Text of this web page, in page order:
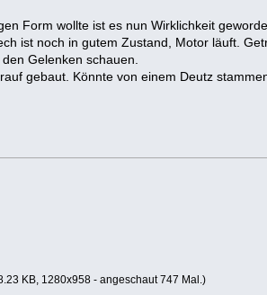
Form wollte ist es nun Wirklichkeit
ist noch in gutem Zustand, Motor läuft.
Gelenken schauen.
gebaut. Könnte von einem Deutz
KB, 1280x958 - angeschaut 747 Mal.)